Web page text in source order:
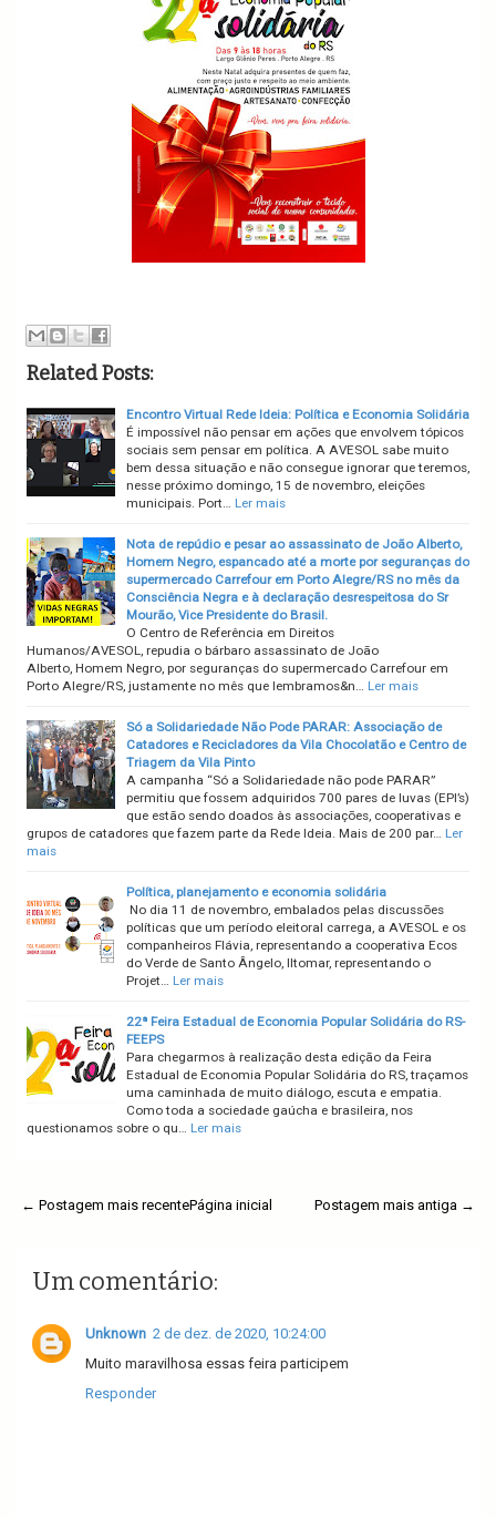
Related Posts:
Encontro Virtual Rede Ideia: Política e Economia Solidária
É impossível não pensar em ações que envolvem tópicos
sociais sem pensar em política. A AVESOL sabe muito
bem dessa situação e não consegue ignorar que teremos,
nesse próximo domingo, 15 de novembro, eleições
municipais. Port… Ler mais
Nota de repúdio e pesar ao assassinato de João Alberto,
Homem Negro, espancado até a morte por seguranças do
supermercado Carrefour em Porto Alegre/RS no mês da
Consciência Negra e à declaração desrespeitosa do Sr
Mourão, Vice Presidente do Brasil.
O Centro de Referência em Direitos
Humanos/AVESOL, repudia o bárbaro assassinato de João
Alberto, Homem Negro, por seguranças do supermercado Carrefour em
Porto Alegre/RS, justamente no mês que lembramos&n… Ler mais
Só a Solidariedade Não Pode PARAR: Associação de
Catadores e Recicladores da Vila Chocolatão e Centro de
Triagem da Vila Pinto
A campanha “Só a Solidariedade não pode PARAR”
permitiu que fossem adquiridos 700 pares de luvas (EPI’s)
que estão sendo doados às associações, cooperativas e
grupos de catadores que fazem parte da Rede Ideia. Mais de 200 par… Ler
mais
Política, planejamento e economia solidária
No dia 11 de novembro, embalados pelas discussões
políticas que um período eleitoral carrega, a AVESOL e os
companheiros Flávia, representando a cooperativa Ecos
do Verde de Santo Ângelo, Iltomar, representando o
Projet… Ler mais
22ª Feira Estadual de Economia Popular Solidária do RS-
FEEPS
Para chegarmos à realização desta edição da Feira
Estadual de Economia Popular Solidária do RS, traçamos
uma caminhada de muito diálogo, escuta e empatia.
Como toda a sociedade gaúcha e brasileira, nos
questionamos sobre o qu… Ler mais
← Postagem mais recente Postagem mais antiga →
Página inicial
Um comentário:
Unknown 2 de dez. de 2020, 10:24:00
Muito maravilhosa essas feira participem
Responder